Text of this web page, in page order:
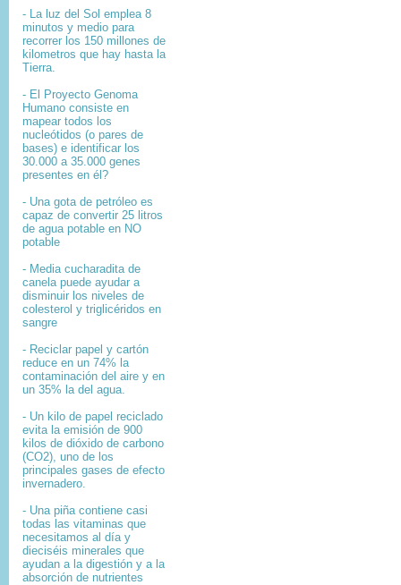
- La luz del Sol emplea 8
minutos y medio para
recorrer los 150 millones de
kilometros que hay hasta la
Tierra.
- El
Proyecto Genoma
Humano consiste en
mapear todos los
nucleótidos (o pares de
bases) e identificar los
30.000 a 35.000 genes
presentes en él?
- Una gota de petróleo es
capaz de convertir 25 litros
de agua potable en NO
potable
- Media cucharadita de
canela puede ayudar a
disminuir los niveles de
colesterol y triglicéridos en
sangre
- Reciclar papel y cartón
reduce en un 74% la
contaminación del aire y en
un 35% la del agua.
- Un kilo de papel reciclado
evita la emisión de 900
kilos de dióxido de carbono
(CO2), uno de los
principales gases de efecto
invernadero.
- Una piña contiene casi
todas las vitaminas que
necesitamos al día y
dieciséis minerales que
ayudan a la digestión y a la
absorción de nutrientes